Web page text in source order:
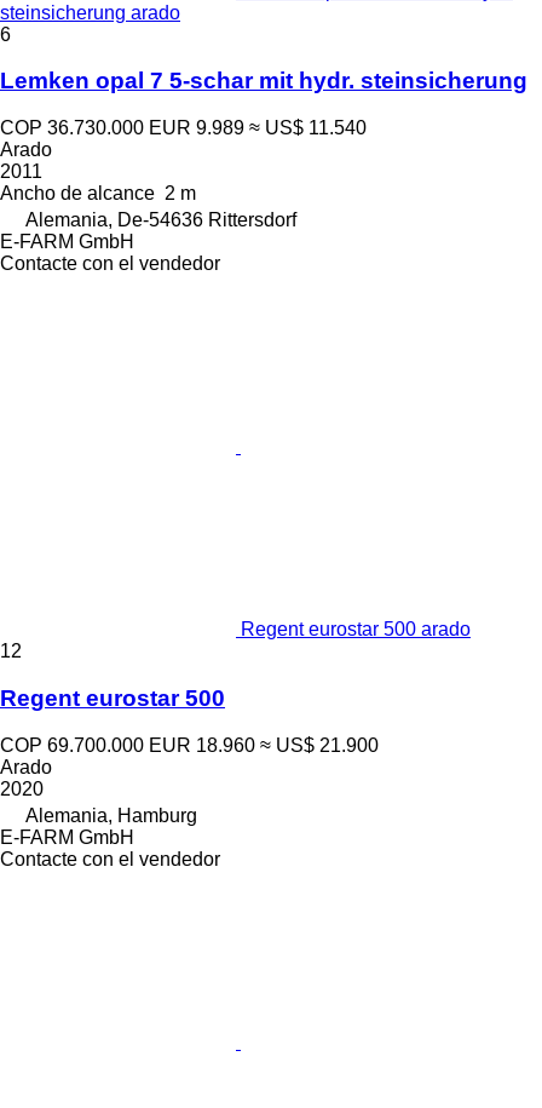
steinsicherung arado
6
Lemken opal 7 5-schar mit hydr. steinsicherung
COP 36.730.000 EUR 9.989 ≈ US$ 11.540
Arado
2011
Ancho de alcance 2 m
Alemania, De-54636 Rittersdorf
E-FARM GmbH
Contacte con el vendedor
Regent eurostar 500 arado
12
Regent eurostar 500
COP 69.700.000 EUR 18.960 ≈ US$ 21.900
Arado
2020
Alemania, Hamburg
E-FARM GmbH
Contacte con el vendedor